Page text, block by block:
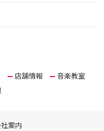
店舗情報
音楽教室
案内